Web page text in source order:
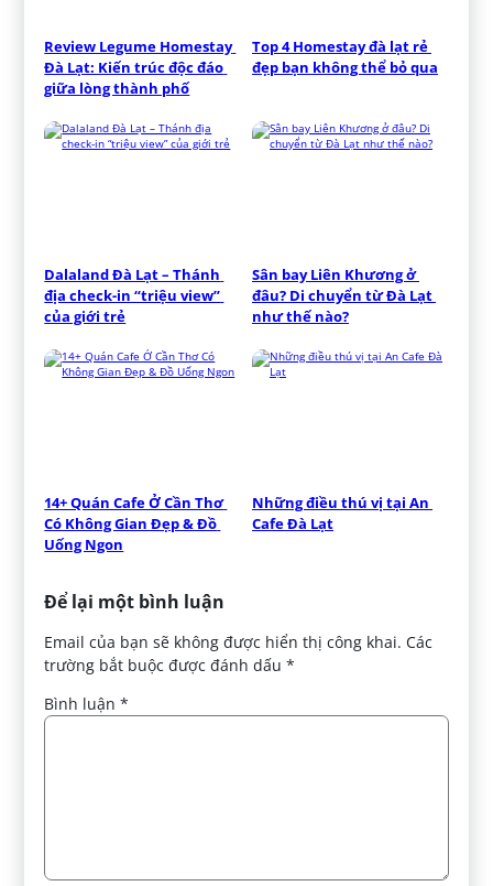
Review Legume Homestay
Đà Lạt: Kiến trúc độc đáo
giữa lòng thành phố
Top 4 Homestay đà lạt rẻ
đẹp bạn không thể bỏ qua
Dalaland Đà Lạt – Thánh
địa check-in “triệu view”
của giới trẻ
Sân bay Liên Khương ở
đâu? Di chuyển từ Đà Lạt
như thế nào?
14+ Quán Cafe Ở Cần Thơ
Có Không Gian Đẹp & Đồ
Uống Ngon
Những điều thú vị tại An
Cafe Đà Lạt
Để lại một bình luận
Email của bạn sẽ không được hiển thị công khai. Các
trường bắt buộc được đánh dấu*
Bình luận*